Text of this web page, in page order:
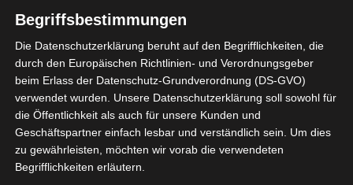
Begriffsbestimmungen
Die Datenschutzerklärung beruht auf den Begrifflichkeiten, die
durch den Europäischen Richtlinien- und Verordnungsgeber
beim Erlass der Datenschutz-Grundverordnung (DS-GVO)
verwendet wurden. Unsere Datenschutzerklärung soll sowohl für
die Öffentlichkeit als auch für unsere Kunden und
Geschäftspartner einfach lesbar und verständlich sein. Um dies
zu gewährleisten, möchten wir vorab die verwendeten
Begrifflichkeiten erläutern.